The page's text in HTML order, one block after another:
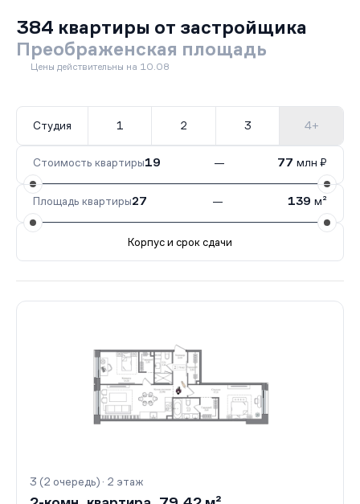
384 квартиры от застройщика
Преображенская площадь
Цены действительны на 10.08
Студия 1 2 3 4+
Стоимость квартиры19 — 77 млн ₽
Площадь квартиры27 — 139 м²
Корпус и срок сдачи
3 (2 очередь)18 кв.
3 (2 очередь) · 2 этаж